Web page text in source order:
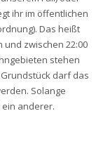
ihr im öffentlichen
Das heißt
und zwischen 22:00
stehen
darf das
Solange
anderer.